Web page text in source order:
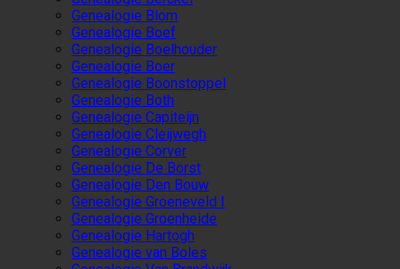
Genealogie Blom
Genealogie Boef
Genealogie Boelhouder
Genealogie Boer
Genealogie Boonstoppel
Genealogie Both
Genealogie Capiteijn
Genealogie Cleijwegh
Genealogie Corver
Genealogie De Borst
Genealogie Den Bouw
Genealogie Groeneveld I
Genealogie Groenheide
Genealogie Hartogh
Genealogie van Boles